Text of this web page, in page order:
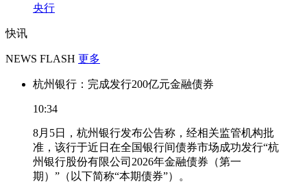
央行
快讯
NEWS FLASH 更多
杭州银行：完成发行200亿元金融债券
10:34
8月5日，杭州银行发布公告称，经相关监管机构批
准，该行于近日在全国银行间债券市场成功发行“杭
州银行股份有限公司2026年金融债券（第一
期）”（以下简称“本期债券”）。